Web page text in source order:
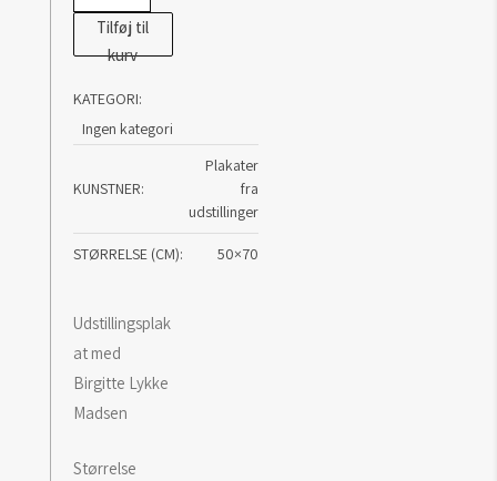
med
Birgitte
Madsen
antal
Tilføj til
kurv
KATEGORI:
Ingen kategori
KUNSTNER
Plakater
fra
udstillinger
STØRRELSE (CM) 50×70
Udstillingsplak
at med
Birgitte Lykke
Madsen
Størrelse